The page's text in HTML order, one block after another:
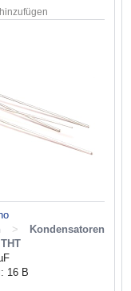
>
Kondensatoren
: 16 В